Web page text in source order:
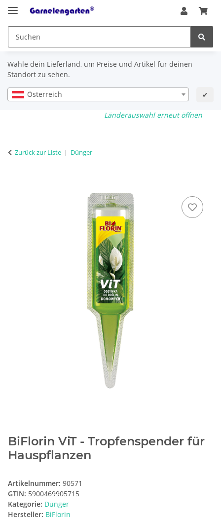
Wähle dein Lieferland, um Preise und Artikel für deinen
Standort zu sehen.
Österreich ✔
Länderauswahl erneut öffnen
Zurück zur Liste Dünger
BiFlorin ViT - Tropfenspender für
Hauspflanzen
Artikelnummer: 90571
GTIN: 5900469905715
Kategorie: Dünger
Hersteller: BiFlorin